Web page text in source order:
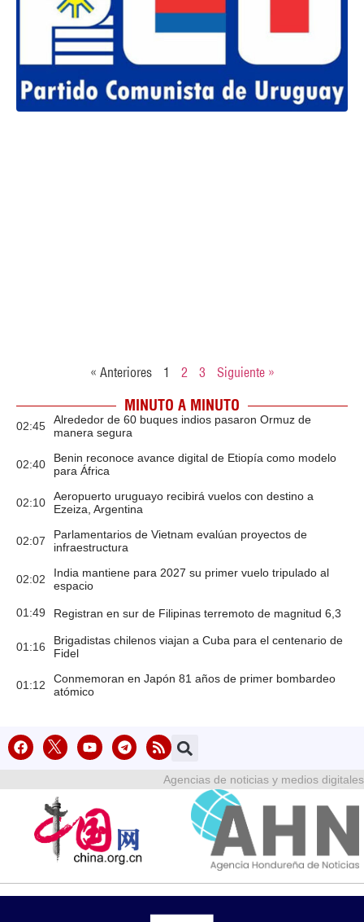
« Anteriores 1 2 3 Siguiente »
MINUTO A MINUTO
02:45
Alrededor de 60 buques indios pasaron Ormuz de
manera segura
02:40
Benin reconoce avance digital de Etiopía como modelo
para África
02:10
Aeropuerto uruguayo recibirá vuelos con destino a
Ezeiza, Argentina
02:07
Parlamentarios de Vietnam evalúan proyectos de
infraestructura
02:02
India mantiene para 2027 su primer vuelo tripulado al
espacio
01:49 Registran en sur de Filipinas terremoto de magnitud 6,3
01:16
Brigadistas chilenos viajan a Cuba para el centenario de
Fidel
01:12
Conmemoran en Japón 81 años de primer bombardeo
atómico
Agencias de noticias y medios digitales